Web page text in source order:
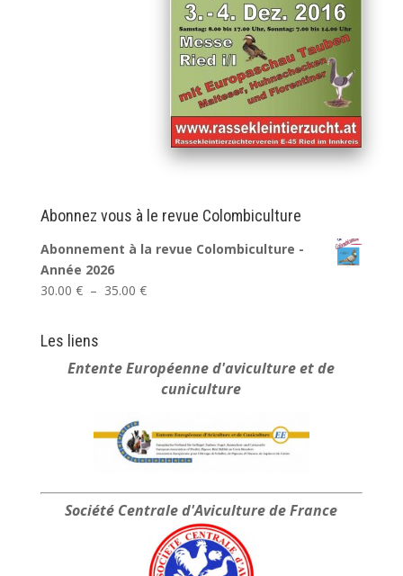
Abonnez vous à le revue Colombiculture
Abonnement à la revue Colombiculture -
Année 2026
30.00 € – 35.00 €Plage
à
35.00 €
Les liens
Entente Européenned'aviculture et de
cuniculture
Société Centraled'Aviculture de France